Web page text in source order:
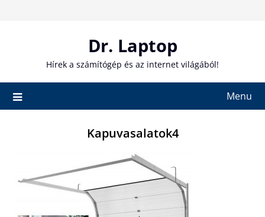
Dr. Laptop
Hírek a számítógép és az internet világából!
Menu
Kapuvasalatok4